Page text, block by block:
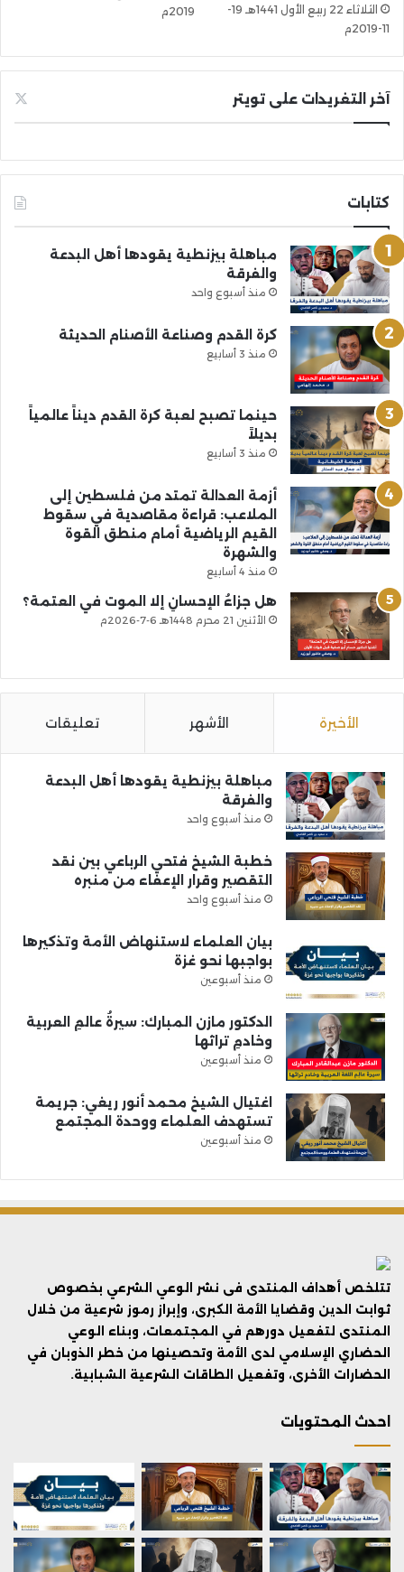
الثلاثاء 22 ربيع الأول 1441هـ 19-
11-2019م
2019م
آخر التغريدات على تويتر
كتابات
مباهلة بيزنطية يقودها أهل البدعة
والفرقة
منذ أسبوع واحد
كرة القدم وصناعة الأصنام الحديثة
منذ 3 أسابيع
حينما تصبح لعبة كرة القدم ديناً عالمياً
بديلاً
منذ 3 أسابيع
أزمة العدالة تمتد من فلسطين إلى
الملاعب: قراءة مقاصدية في سقوط
القيم الرياضية أمام منطق القوة
والشهرة
منذ 4 أسابيع
هل جزاءُ الإحسانِ إلا الموت في العتمة؟
الأثنين 21 محرم 1448هـ 6-7-2026م
الأخيرة الأشهر تعليقات
مباهلة بيزنطية يقودها أهل البدعة
والفرقة
منذ أسبوع واحد
خطبة الشيخ فتحي الرباعي بين نقد
التقصير وقرار الإعفاء من منبره
منذ أسبوع واحد
بيان العلماء لاستنهاض الأمة وتذكيرها
بواجبها نحو غزة
منذ أسبوعين
الدكتور مازن المبارك: سيرةُ عالمِ العربية
وخادمِ تراثها
منذ أسبوعين
اغتيال الشيخ محمد أنور ريغي: جريمة
تستهدف العلماء ووحدة المجتمع
منذ أسبوعين
تتلخص أهداف المنتدى فى نشر الوعي الشرعي بخصوص
ثوابت الدين وقضايا الأمة الكبرى، وإبراز رموز شرعية من خلال
المنتدى لتفعيل دورهم في المجتمعات، وبناء الوعي
الحضاري الإسلامي لدى الأمة وتحصينها من خطر الذوبان في
الحضارات الأخرى، وتفعيل الطاقات الشرعية الشبابية.
احدث المحتويات